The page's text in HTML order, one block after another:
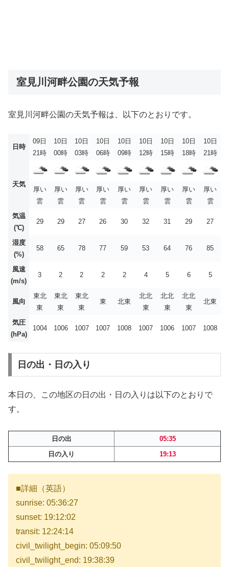
室見川河畔公園の天気予報
室見川河畔公園の天気予報は、以下のとおりです。
日時
09日
21時
10日
00時
10日
03時
10日
06時
10日
09時
10日
12時
10日
15時
10日
18時
10日
21時
天気
厚い
雲
厚い
雲
厚い
雲
厚い
雲
厚い
雲
厚い
雲
厚い
雲
厚い
雲
厚い
雲
気温
(℃)
29 29 27 26 30 32 31 29 27
湿度
(%)
58 65 78 77 59 53 64 76 85
風速
(m/s)
3 2 2 2 2 4 5 6 5
風向
東北
東
東北
東
東北
東
東 北東
北北
東
北北
東
北北
東
北東
気圧
(hPa)
1004 1006 1007 1007 1008 1007 1006 1007 1008
日の出・日の入り
本日の、この地区の日の出・日の入りは以下のとおりで
す。
日の出
05:35
日の入り
19:13
■詳細（英語）
sunrise: 05:36:27
sunset: 19:12:02
transit: 12:24:14
civil_twilight_begin: 05:09:50
civil_twilight_end: 19:38:39